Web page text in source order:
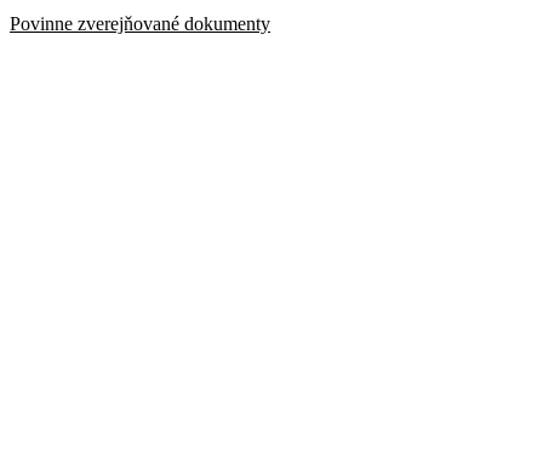
Povinne zverejňované dokumenty